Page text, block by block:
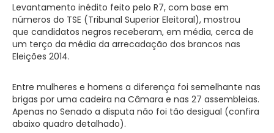
Levantamento inédito feito pelo R7, com base em
números do TSE (Tribunal Superior Eleitoral), mostrou
que candidatos negros receberam, em média, cerca de
um terço da média da arrecadação dos brancos nas
Eleições 2014.
Entre mulheres e homens a diferença foi semelhante nas
brigas por uma cadeira na Câmara e nas 27 assembleias.
Apenas no Senado a disputa não foi tão desigual (confira
abaixo quadro detalhado).